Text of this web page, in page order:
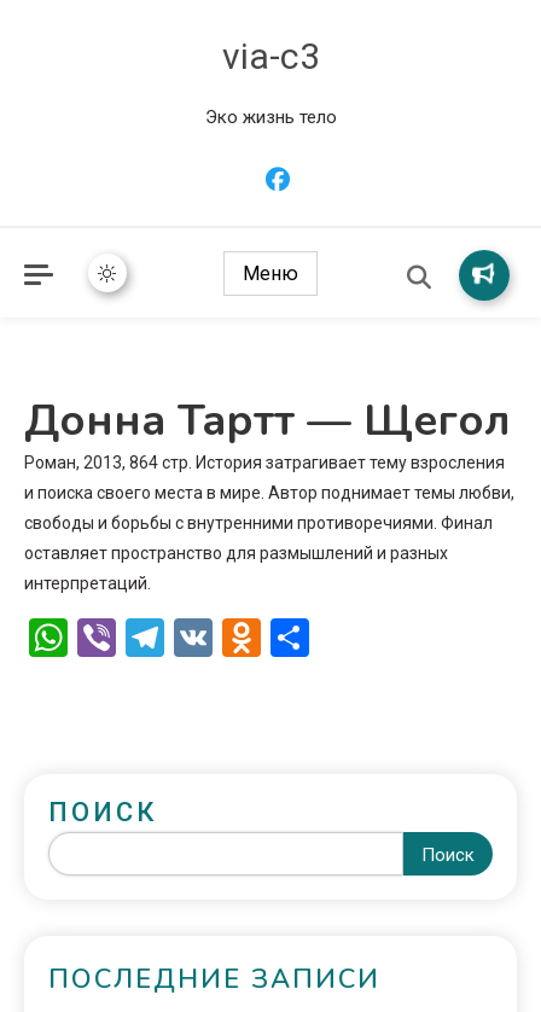
via-c3
Эко жизнь тело
Меню
Донна Тартт — Щегол
Роман, 2013, 864 стр. История затрагивает тему взросления
и поиска своего места в мире. Автор поднимает темы любви,
свободы и борьбы с внутренними противоречиями. Финал
оставляет пространство для размышлений и разных
интерпретаций.
WhatsApp
ViberTelegram
VK Odnoklassniki
ПОИСК
Поиск
ПОСЛЕДНИЕ ЗАПИСИ